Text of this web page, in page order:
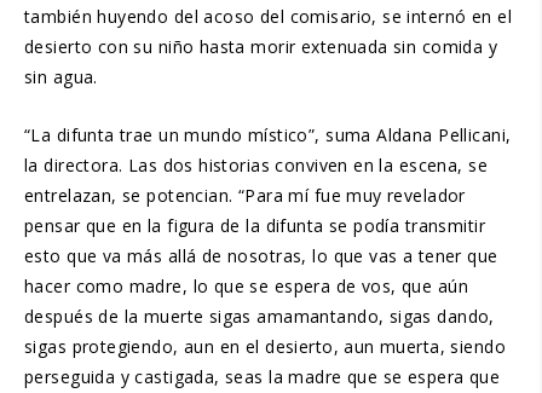
también huyendo del acoso del comisario, se internó en el
desierto con su niño hasta morir extenuada sin comida y
sin agua.
“La difunta trae un mundo místico”, suma Aldana Pellicani,
la directora. Las dos historias conviven en la escena, se
entrelazan, se potencian. “Para mí fue muy revelador
pensar que en la figura de la difunta se podía transmitir
esto que va más allá de nosotras, lo que vas a tener que
hacer como madre, lo que se espera de vos, que aún
después de la muerte sigas amamantando, sigas dando,
sigas protegiendo, aun en el desierto, aun muerta, siendo
perseguida y castigada, seas la madre que se espera que